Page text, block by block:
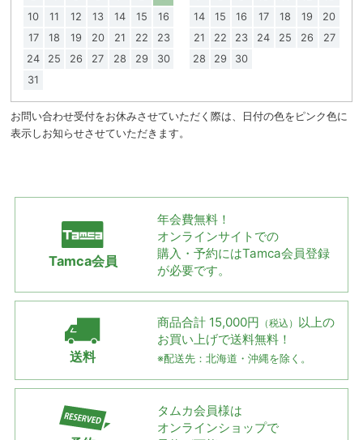
10
11 12 13 14 15
16
17
18 19 20 21 22
23
24
25 26 27 28 29
30
31
14
15 16 17 18 19
20
21
22 23 24 25 26
27
28
29 30
お問い合わせ受付をお休みさせていただく際は、日付の色をピンク色に
表示しお知らせさせていただきます。
Tamca会員
年会費無料！
オンラインサイトでの
購入・予約にはTamca会員登録
が必要です。
送料
商品合計 15,000円 （税込） 以上の
お買い上げで送料無料！
※配送先：北海道・沖縄を除く。
タムカ会員様は
オンラインショップで